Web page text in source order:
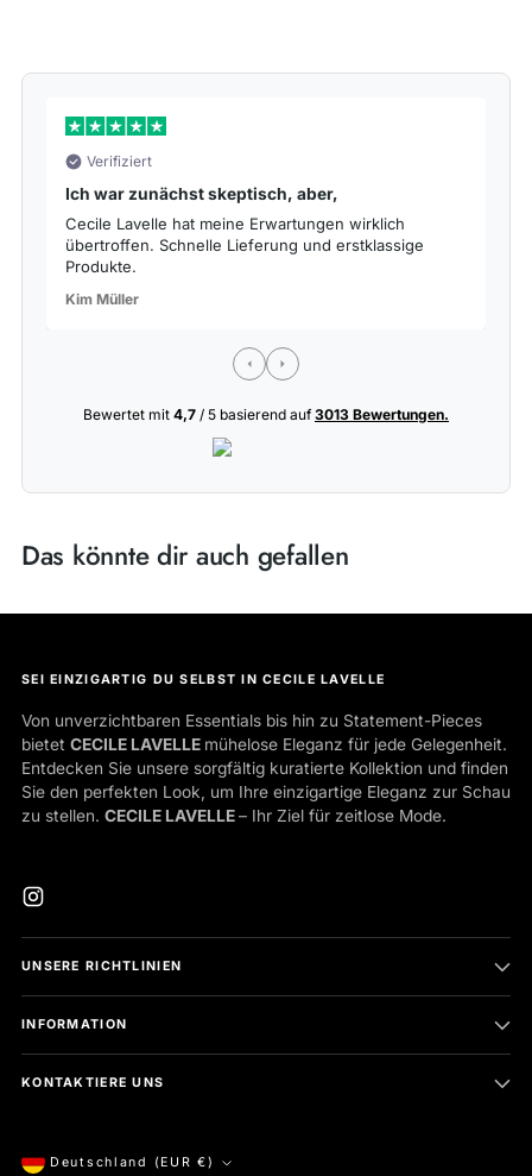
Verifiziert
Ich war zunächst skeptisch, aber,
Cecile Lavelle hat meine Erwartungen wirklich
übertroffen. Schnelle Lieferung und erstklassige
Produkte.
Kim Müller
Bewertet mit 4,7 / 5 basierend auf3013 Bewertungen.
Das könnte dir auch gefallen
SEI EINZIGARTIG DU SELBST IN CECILE LAVELLE
Von unverzichtbaren Essentials bis hin zu Statement-Pieces
bietet CECILE LAVELLE mühelose Eleganz für jede Gelegenheit.
Entdecken Sie unsere sorgfältig kuratierte Kollektion und finden
Sie den perfekten Look, um Ihre einzigartige Eleganz zur Schau
zu stellen. CECILE LAVELLE– Ihr Ziel für zeitlose Mode.
UNSERE RICHTLINIEN
INFORMATION
KONTAKTIERE UNS
Währung Deutschland (EUR €)